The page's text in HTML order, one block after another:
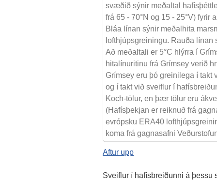
svæðið sýnir meðaltal
frá 65 - 70°N og 15 - 25°V) fyrir
Bláa línan sýnir meðalhita
lofthjúpsgreiningu. Rauða línan
Að meðaltali er 5°C hlýrra í
hitalínuritinu frá Grímsey verið
Grímsey eru þó greinilega í takt
og í takt við sveiflur í
Koch-tölur, en þær tölur eru
(Hafísþekjan er reiknuð frá
evrópsku ERA40
koma frá gagnasafni
Aftur upp
Sveiflur í hafísbreiðunni á